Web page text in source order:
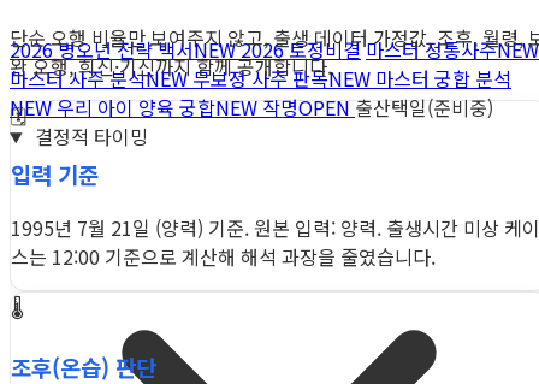
2026 병오년 전략 백서NEW2026 토정비결 마스터 정통사주NEW
마스터 사주 분석NEW 무보정 사주 판독NEW 마스터 궁합 분석
NEW우리 아이 양육 궁합NEW작명OPEN출산택일(준비중)
결정적 타이밍
단순 오행 비율만 보여주지 않고, 출생 데이터 가정값, 조후, 월령,
완 오행, 희신·기신까지 함께 공개합니다.
🗓️
입력 기준
1995년 7월 21일 (양력) 기준. 원본 입력: 양력. 출생시간 미상 케이
스는 12:00 기준으로 계산해 해석 과장을 줄였습니다.
🌡️
조후(온습) 판단